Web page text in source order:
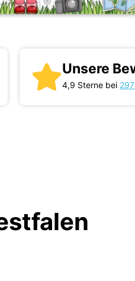
Unsere
4,9 Sterne bei